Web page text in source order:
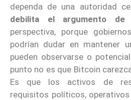
dependa de una autoridad
debilita el argumento de
perspectiva, porque
podrían dudar en mantener
pueden observarse o
punto no es que Bitcoin
Es que los activos de
requisitos políticos,